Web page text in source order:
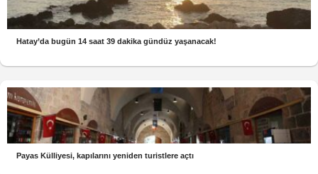
Hatay’da bugün 14 saat 39 dakika gündüz yaşanacak!
Payas Külliyesi, kapılarını yeniden turistlere açtı